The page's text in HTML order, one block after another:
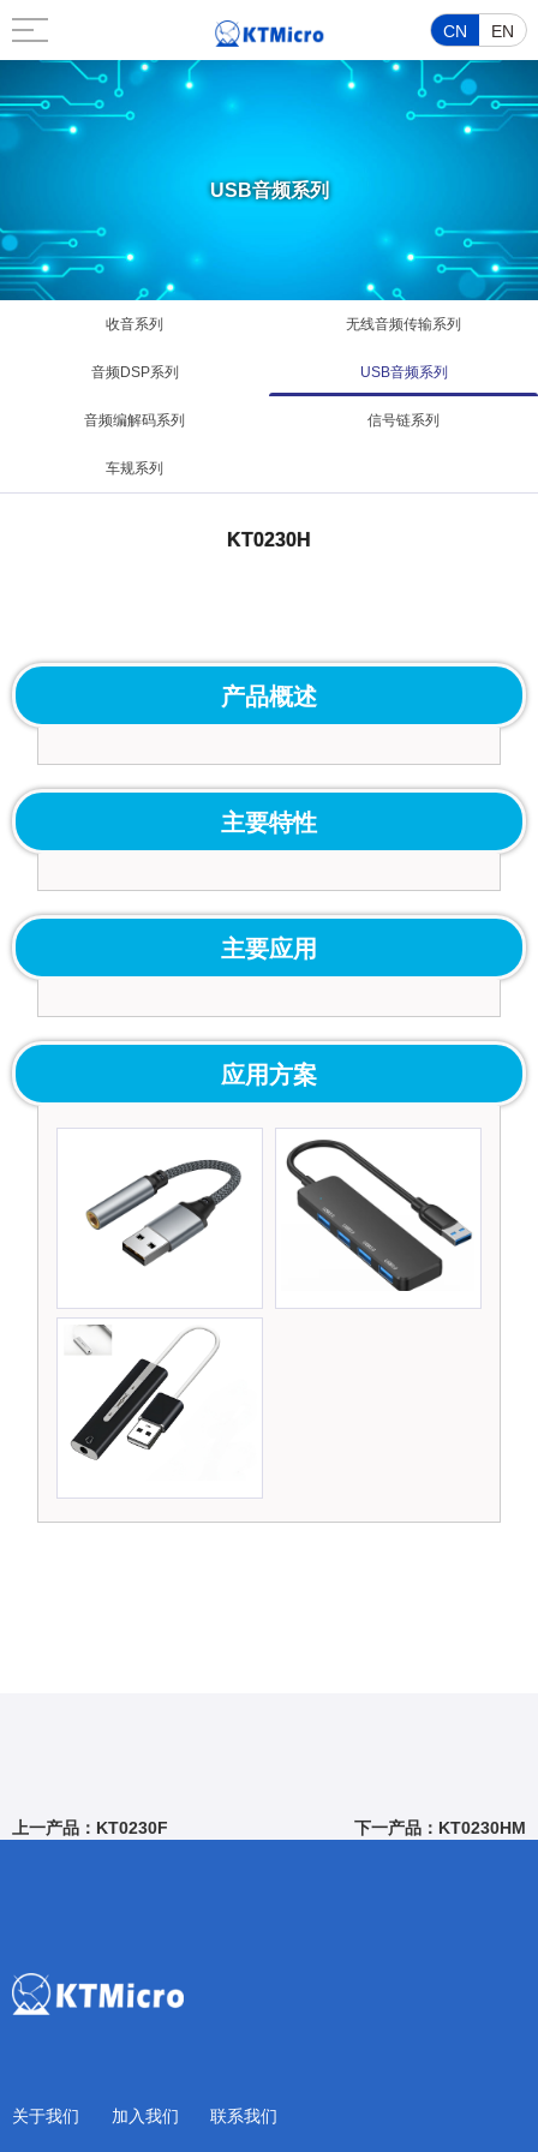
CN EN
USB音频系列
收音系列 无线音频传输系列
音频DSP系列 USB音频系列
音频编解码系列 信号链系列
车规系列
KT0230H
产品概述
主要特性
主要应用
应用方案
上一产品：KT0230F 下一产品：KT0230HM
关于我们 加入我们 联系我们